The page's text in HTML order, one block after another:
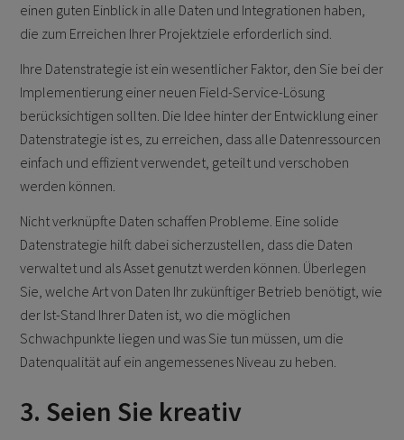
einen guten Einblick in alle Daten und Integrationen haben,
die zum Erreichen Ihrer Projektziele erforderlich sind.
Ihre Datenstrategie ist ein wesentlicher Faktor, den Sie bei der
Implementierung einer neuen Field-Service-Lösung
berücksichtigen sollten. Die Idee hinter der Entwicklung einer
Datenstrategie ist es, zu erreichen, dass alle Datenressourcen
einfach und effizient verwendet, geteilt und verschoben
werden können.
Nicht verknüpfte Daten schaffen Probleme. Eine solide
Datenstrategie hilft dabei sicherzustellen, dass die Daten
verwaltet und als Asset genutzt werden können. Überlegen
Sie, welche Art von Daten Ihr zukünftiger Betrieb benötigt, wie
der Ist-Stand Ihrer Daten ist, wo die möglichen
Schwachpunkte liegen und was Sie tun müssen, um die
Datenqualität auf ein angemessenes Niveau zu heben.
3. Seien Sie kreativ